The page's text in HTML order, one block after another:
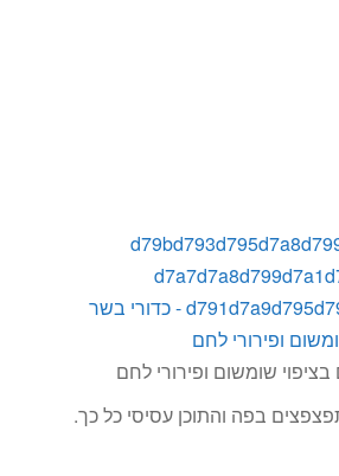
שומשום ופירורי לחם
בפה והתוכן עסיסי כל כך.